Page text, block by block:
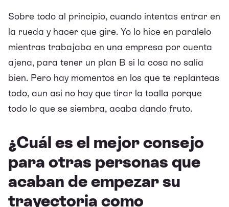
Sobre todo al principio, cuando intentas entrar en
la rueda y hacer que gire. Yo lo hice en paralelo
mientras trabajaba en una empresa por cuenta
ajena, para tener un plan B si la cosa no salía
bien. Pero hay momentos en los que te replanteas
todo, aun así no hay que tirar la toalla porque
todo lo que se siembra, acaba dando fruto.
¿Cuál es el mejor consejo
para otras personas que
acaban de empezar su
trayectoria como